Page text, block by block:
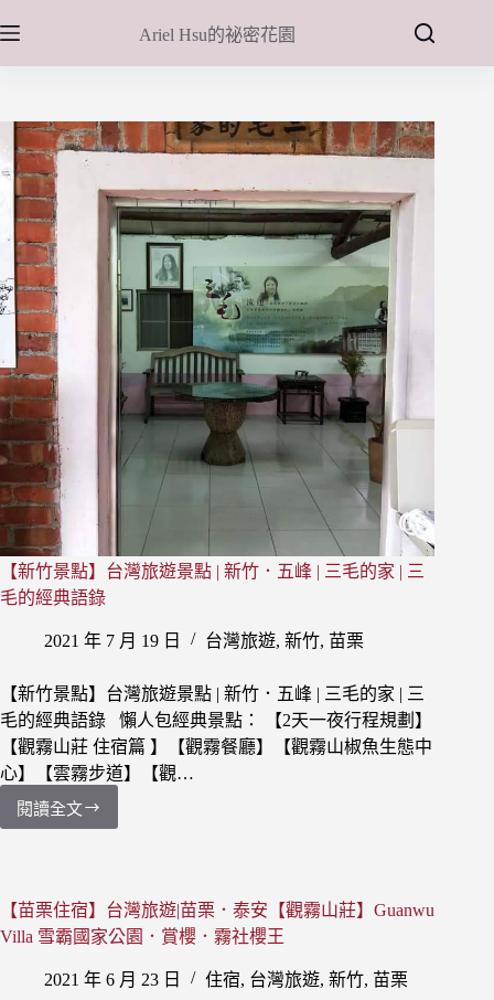
至
主
內
容
Ariel Hsu的祕密花園
【新竹景點】台灣旅遊景點 | 新竹．五峰 | 三毛的家 | 三
毛的經典語錄
2021 年 7 月 19 日 台灣旅遊, 新竹, 苗栗
【新竹景點】台灣旅遊景點 | 新竹．五峰 | 三毛的家 | 三
毛的經典語錄 懶人包經典景點： 【2天一夜行程規劃】
【觀霧山莊 住宿篇 】【觀霧餐廳】【觀霧山椒魚生態中
心】【雲霧步道】【觀…
閱讀全文
【新
台
灣
遊
【苗栗住宿】台灣旅遊|苗栗．泰安【觀霧山莊】Guanwu
Villa 雪霸國家公園．賞櫻．霧社櫻王
2021 年 6 月 23 日 住宿, 台灣旅遊, 新竹, 苗栗